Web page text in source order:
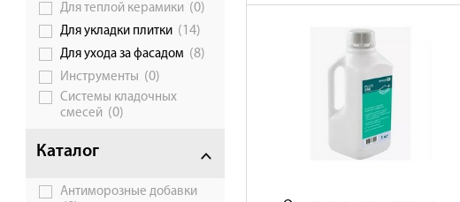
Для теплой керамики (0)
Для укладки плитки (14)
Для ухода за фасадом (8)
Инструменты (0)
Системы кладочных
смесей (0)
Каталог
Антиморозные добавки